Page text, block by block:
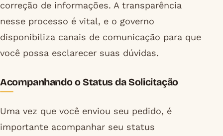
correção de informações. A transparência
nesse processo é vital, e o governo
disponibiliza canais de comunicação para que
você possa esclarecer suas dúvidas.
Acompanhando o Status da Solicitação
Uma vez que você enviou seu pedido, é
importante acompanhar seu status